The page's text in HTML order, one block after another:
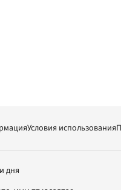
Условия использования
дня